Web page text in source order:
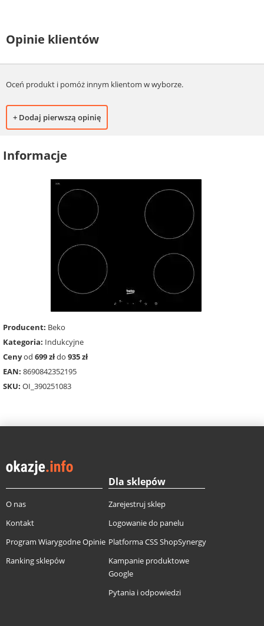
Opinie klientów
Oceń produkt i pomóż innym klientom w wyborze.
+ Dodaj pierwszą opinię
Informacje
Producent: Beko
Kategoria: Indukcyjne
Cenyod 699 złdo 935 zł
EAN: 8690842352195
SKU: OI_390251083
O nas
Kontakt
Program Wiarygodne Opinie
Ranking sklepów
Dla sklepów
Zarejestruj sklep
Logowanie do panelu
Platforma CSS ShopSynergy
Kampanie produktowe
Google
Pytania i odpowiedzi